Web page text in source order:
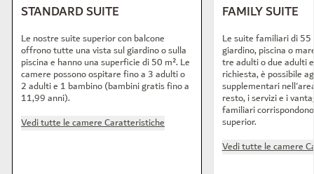
STANDARD SUITE
Le nostre suite superior con balcone
offrono tutte una vista sul giardino o sulla
piscina e hanno una superficie di 50 m². Le
camere possono ospitare fino a 3 adulti o
2 adulti e 1 bambino (bambini gratis fino a
11,99 anni).
Vedi tutte le camere Caratteristiche
FAMILY SUITE
Le suite familiari di 55
giardino, piscina o
tre adulti o due adulti
richiesta, è possibile
supplementari
resto, i servizi e i
familiari
superior.
Vedi tutte le camere